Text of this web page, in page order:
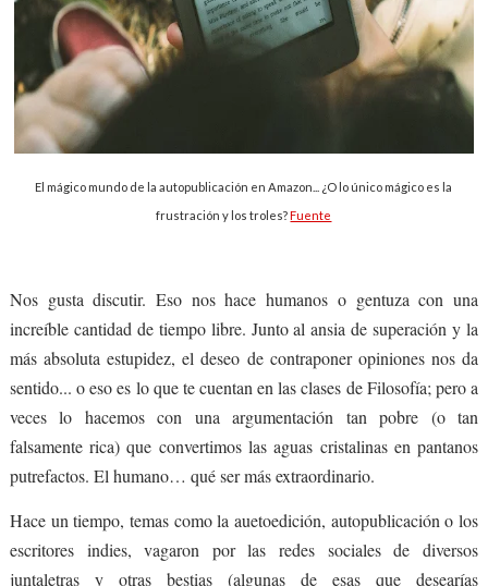
El mágico mundo de la autopublicación en Amazon... ¿O lo único mágico es la
frustración y los troles?Fuente
Nos gusta discutir. Eso nos hace humanos o gentuza con una
increíble cantidad de tiempo libre. Junto al ansia de superación y la
más absoluta estupidez, el deseo de contraponer opiniones nos da
sentido... o eso es lo que te cuentan en las clases de Filosofía; pero a
veces lo hacemos con una argumentación tan pobre (o tan
falsamente rica) que convertimos las aguas cristalinas en pantanos
putrefactos. El humano… qué ser más extraordinario.
Hace un tiempo, temas como la auetoedición, autopublicación o los
escritores indies, vagaron por las redes sociales de diversos
juntaletras y otras bestias (algunas de esas que desearías